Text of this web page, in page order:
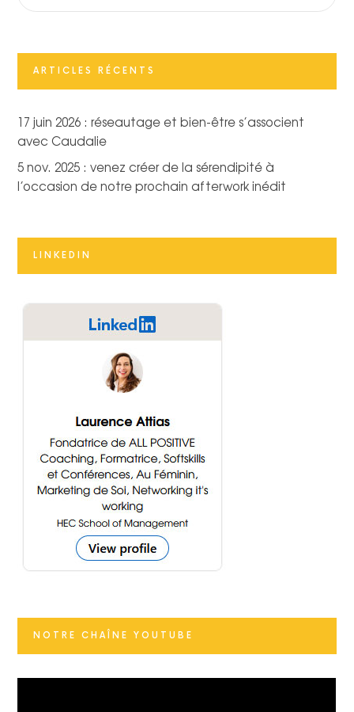
ARTICLES RÉCENTS
17 juin 2026 : réseautage et bien-être s’associent
avec Caudalie
5 nov. 2025 : venez créer de la sérendipité à
l’occasion de notre prochain afterwork inédit
LINKEDIN
NOTRE CHAÎNE YOUTUBE